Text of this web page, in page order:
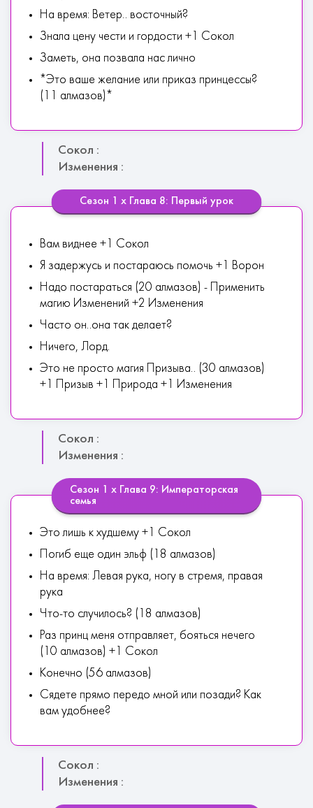
На время: Ветер.. восточный?
Знала цену чести и гордости +1 Сокол
Заметь, она позвала нас лично
*Это ваше желание или приказ принцессы?
(11 алмазов)*
Сокол :
Изменения :
Сезон 1 х Глава 8: Первый урок
Вам виднее +1 Сокол
Я задержусь и постараюсь помочь +1 Ворон
Надо постараться (20 алмазов) - Применить
магию Изменений +2 Изменения
Часто он..она так делает?
Ничего, Лорд.
Это не просто магия Призыва.. (30 алмазов)
+1 Призыв +1 Природа +1 Изменения
Сокол :
Изменения :
Сезон 1 х Глава 9: Императорская
семья
Это лишь к худшему +1 Сокол
Погиб еще один эльф (18 алмазов)
На время: Левая рука, ногу в стремя, правая
рука
Что-то случилось? (18 алмазов)
Раз принц меня отправляет, бояться нечего
(10 алмазов) +1 Сокол
Конечно (56 алмазов)
Сядете прямо передо мной или позади? Как
вам удобнее?
Сокол :
Изменения :